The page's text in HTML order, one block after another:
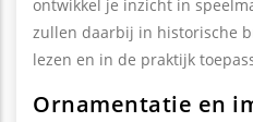
ontwikkel je inzicht in
zullen daarbij in historische
lezen en in de praktijk
Ornamentatie en